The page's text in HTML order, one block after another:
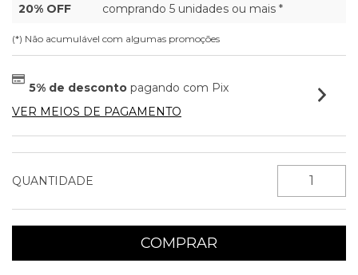
20% OFF comprando 5 unidades ou mais *
(*) Não acumulável com algumas promoções
5% de descontopagando com Pix
VER MEIOS DE PAGAMENTO
QUANTIDADE